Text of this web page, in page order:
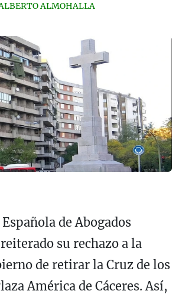
ALMOHALLA
de Abogados
su rechazo a la
de retirar la Cruz de los
América de Cáceres. Así,